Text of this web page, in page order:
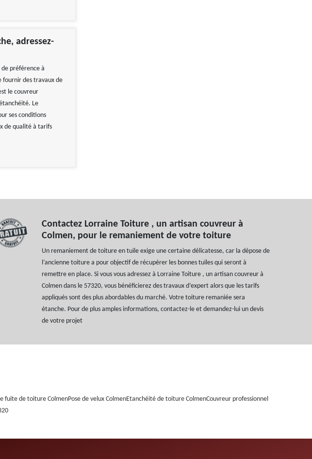
adressez-
de préférence à
fournir des travaux de
le couvreur
Le
ses conditions
de qualité à tarifs
Contactez Lorraine Toiture , un artisan couvreur à
Colmen, pour le remaniement de votre toiture
Un remaniement de toiture en tuile exige une certaine délicatesse, car la dépose de
l’ancienne toiture a pour objectif de récupérer les bonnes tuiles qui seront à
remettre en place. Si vous vous adressez à Lorraine Toiture , un artisan couvreur à
Colmen dans le 57320, vous bénéficierez des travaux d’expert alors que les tarifs
appliqués sont des plus abordables du marché. Votre toiture remaniée sera
étanche. Pour de plus amples informations, contactez-le et demandez-lui un devis
de votre projet
fuite de toiture ColmenPose de velux ColmenEtanchéité de toiture ColmenCouvreur professionnel